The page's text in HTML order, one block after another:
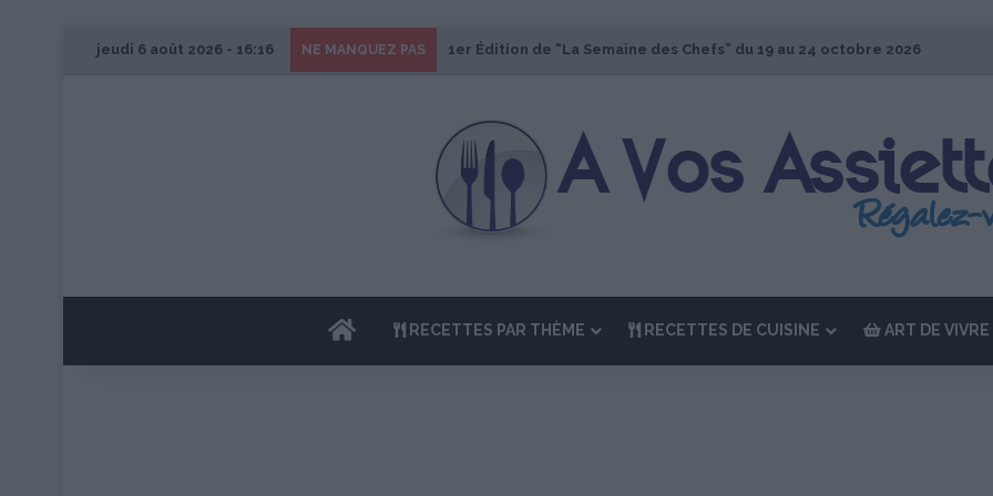
jeudi 6 août 2026 - 16:16 NE MANQUEZ PAS 1er Édition de “La Semaine des Chefs” du 19 au 24 octobre 2026
ACCUEILRECETTES PAR THÈME RECETTES DE CUISINE ART DE VIVRE